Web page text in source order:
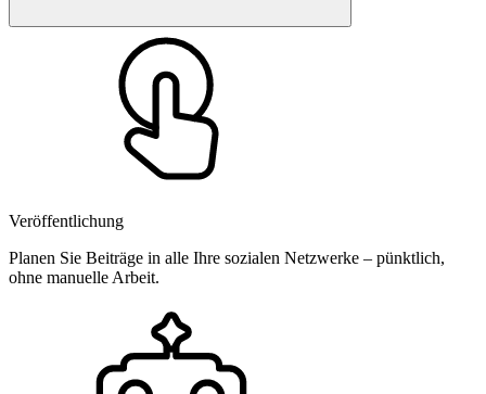
Veröffentlichung
Planen Sie Beiträge in alle Ihre sozialen Netzwerke – pünktlich,
ohne manuelle Arbeit.